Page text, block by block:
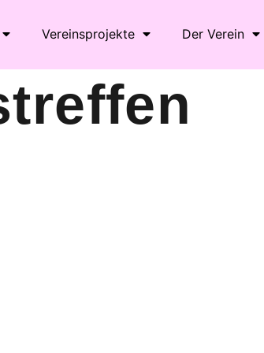
Vereinsprojekte Der Verein